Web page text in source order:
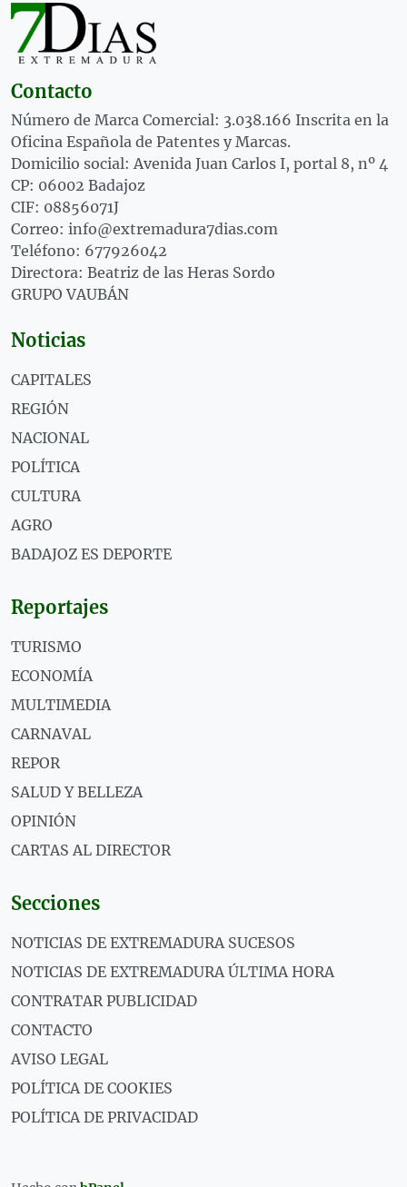
Contacto
Número de Marca Comercial: 3.038.166 Inscrita en la
Oficina Española de Patentes y Marcas.
Domicilio social: Avenida Juan Carlos I, portal 8, nº 4
CP: 06002 Badajoz
CIF: 08856071J
Correo: info@extremadura7dias.com
Teléfono: 677926042
Directora: Beatriz de las Heras Sordo
GRUPO VAUBÁN
Noticias
CAPITALES
REGIÓN
NACIONAL
POLÍTICA
CULTURA
AGRO
BADAJOZ ES DEPORTE
Reportajes
TURISMO
ECONOMÍA
MULTIMEDIA
CARNAVAL
REPOR
SALUD Y BELLEZA
OPINIÓN
CARTAS AL DIRECTOR
Secciones
NOTICIAS DE EXTREMADURA SUCESOS
NOTICIAS DE EXTREMADURA ÚLTIMA HORA
CONTRATAR PUBLICIDAD
CONTACTO
AVISO LEGAL
POLÍTICA DE COOKIES
POLÍTICA DE PRIVACIDAD